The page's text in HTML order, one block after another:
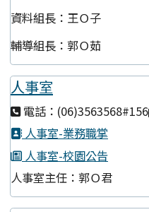
資料組長：王Ｏ子
輔導組長：郭Ｏ茹
人事室
電話：(06)3563568#156
人事室-業務職掌
人事室-校園公告
人事室主任：郭Ｏ君